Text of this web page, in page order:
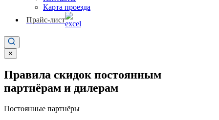
Карта проезда
Прайс-лист
✕
Правила скидок постоянным
партнёрам и дилерам
Постоянные партнёры